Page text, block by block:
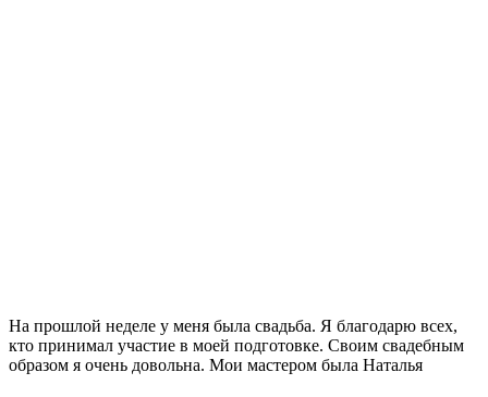
На прошлой неделе у меня была свадьба. Я благодарю всех,
кто принимал участие в моей подготовке. Своим свадебным
образом я очень довольна. Мои мастером была Наталья